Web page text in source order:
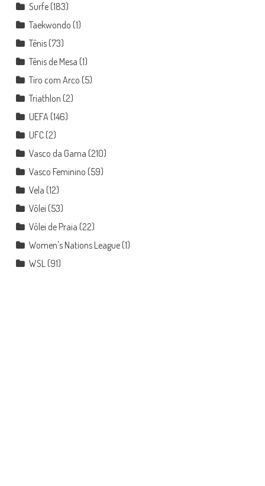
Surfe(183)
Taekwondo (1)
Tênis(73)
Tênis de Mesa (1)
Tiro com Arco (5)
Triathlon (2)
UEFA(146)
UFC(2)
Vasco da Gama (210)
Vasco Feminino (59)
Vela (12)
Vôlei (53)
Vôlei de Praia (22)
Women's Nations League(1)
WSL(91)